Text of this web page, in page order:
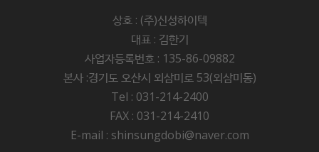
상호 : (주)신성하이텍
대표 : 김한기
사업자등록번호 : 135-86-09882
본사 :경기도 오산시 외삼미로 53(외삼미동)
Tel : 031-214-2400
FAX : 031-214-2410
E-mail : shinsungdobi@naver.com